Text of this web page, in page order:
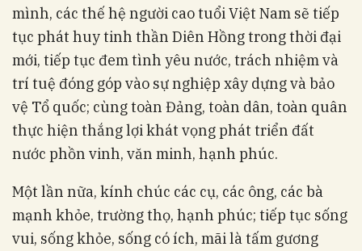
mình, các thế hệ người cao tuổi Việt Nam sẽ tiếp
tục phát huy tinh thần Diên Hồng trong thời đại
mới, tiếp tục đem tình yêu nước, trách nhiệm và
trí tuệ đóng góp vào sự nghiệp xây dựng và bảo
vệ Tổ quốc; cùng toàn Đảng, toàn dân, toàn quân
thực hiện thắng lợi khát vọng phát triển đất
nước phồn vinh, văn minh, hạnh phúc.
Một lần nữa, kính chúc các cụ, các ông, các bà
mạnh khỏe, trường thọ, hạnh phúc; tiếp tục sống
vui, sống khỏe, sống có ích, mãi là tấm gương